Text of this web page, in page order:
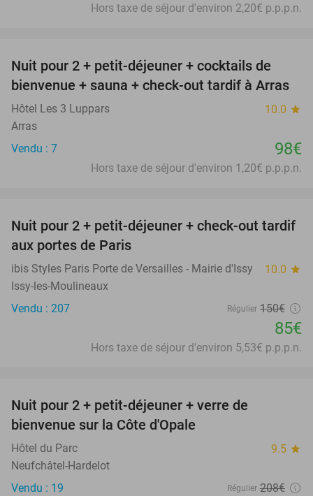
Hors taxe de séjour d'environ 2,20€ p.p.p.n.
Nuit pour 2 + petit-déjeuner + cocktails de
bienvenue + sauna + check-out tardif à Arras
Hôtel Les 3 Luppars 10.0 star
Arras
Vendu : 7
98€
Hors taxe de séjour d'environ 1,20€ p.p.p.n.
43%
Nuit pour 2 + petit-déjeuner + check-out tardif
aux portes de Paris
ibis Styles Paris Porte de Versailles - Mairie d'Issy 10.0 star
Issy-les-Moulineaux
Vendu : 207
Régulier 150€
85€
Hors taxe de séjour d'environ 5,53€ p.p.p.n.
Nuit pour 2 + petit-déjeuner + verre de
bienvenue sur la Côte d'Opale
Hôtel du Parc 9.5 star
Neufchâtel-Hardelot
Vendu : 19
Régulier 208€